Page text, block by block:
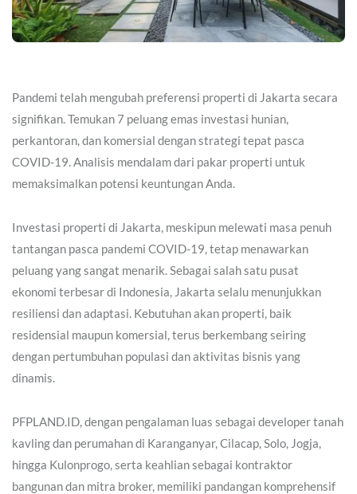
Pandemi telah mengubah preferensi properti di Jakarta secara
signifikan. Temukan 7 peluang emas investasi hunian,
perkantoran, dan komersial dengan strategi tepat pasca
COVID-19. Analisis mendalam dari pakar properti untuk
memaksimalkan potensi keuntungan Anda.
Investasi properti di Jakarta, meskipun melewati masa penuh
tantangan pasca pandemi COVID-19, tetap menawarkan
peluang yang sangat menarik. Sebagai salah satu pusat
ekonomi terbesar di Indonesia, Jakarta selalu menunjukkan
resiliensi dan adaptasi. Kebutuhan akan properti, baik
residensial maupun komersial, terus berkembang seiring
dengan pertumbuhan populasi dan aktivitas bisnis yang
dinamis.
PFPLAND.ID, dengan pengalaman luas sebagai developer tanah
kavling dan perumahan di Karanganyar, Cilacap, Solo, Jogja,
hingga Kulonprogo, serta keahlian sebagai kontraktor
bangunan dan mitra broker, memiliki pandangan komprehensif